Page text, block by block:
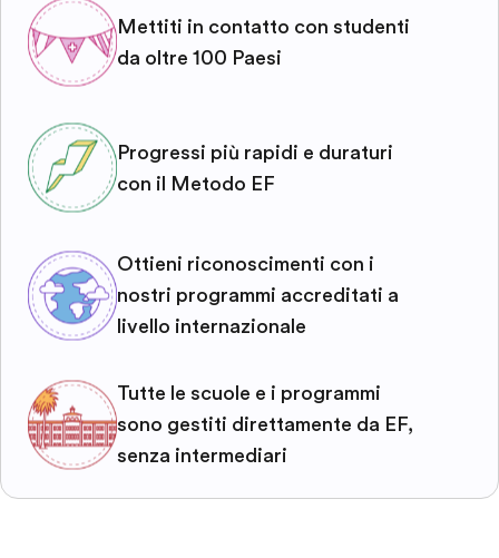
Mettiti in contatto con studenti
da oltre 100 Paesi
Progressi più rapidi e duraturi
con il Metodo EF
Ottieni riconoscimenti con i
nostri programmi accreditati a
livello internazionale
Tutte le scuole e i programmi
sono gestiti direttamente da EF,
senza intermediari